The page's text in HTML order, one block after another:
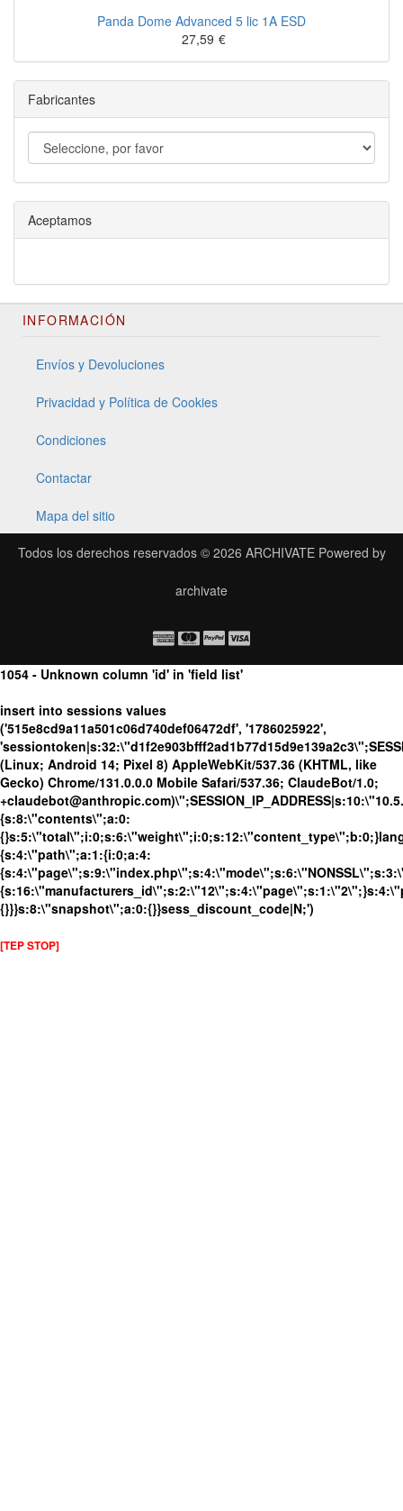
Panda Dome Advanced 5 lic 1A ESD
27,59 €
Fabricantes
Aceptamos
INFORMACIÓN
Envíos y Devoluciones
Privacidad y Política de Cookies
Condiciones
Contactar
Mapa del sitio
Todos los derechos reservados © 2026 ARCHIVATEPowered by
archivate
1054 - Unknown column 'id' in 'field list'
insert into sessions values
('515e8cd9a11a501c06d740def06472df', '1786025922',
(Linux; Android 14; Pixel 8) AppleWebKit/537.36 (KHTML, like
Gecko) Chrome/131.0.0.0 Mobile Safari/537.36; ClaudeBot/1.0;
{s:8:\"contents\";a:0:
{s:4:\"path\";a:1:{i:0;a:4:
{}}}s:8:\"snapshot\";a:0:{}}sess_discount_code|N;')
[TEP STOP]